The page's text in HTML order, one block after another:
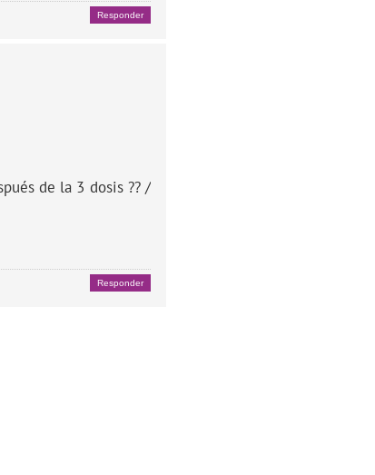
Responder
de la 3 dosis ?? /
Responder